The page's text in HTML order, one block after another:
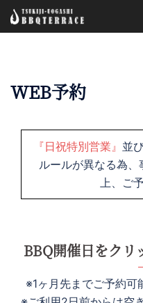
WEB予約
『日祝特別営業』 並
ルールが異なる為
上、ご
BBQ開催日をクリ
※1ヶ月先までご予約